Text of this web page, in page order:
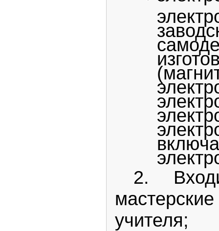
2.
учителя;